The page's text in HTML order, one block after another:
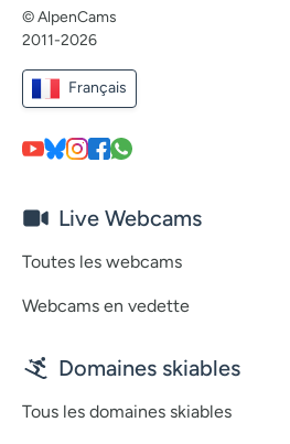
© AlpenCams
2011-2026
Français
Live Webcams
Toutes les webcams
Webcams en vedette
Domaines skiables
Tous les domaines skiables